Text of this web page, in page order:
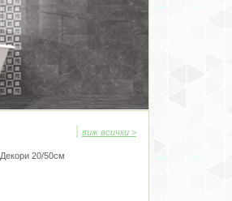
виж всички >
Декори 20/50см